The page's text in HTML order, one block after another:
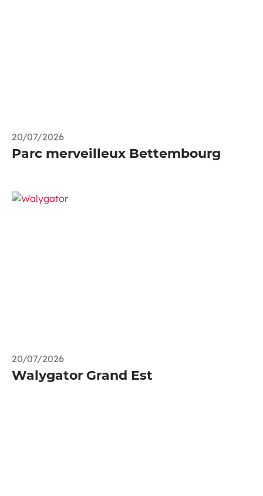
20/07/2026
Parc merveilleux Bettembourg
20/07/2026
Walygator Grand Est